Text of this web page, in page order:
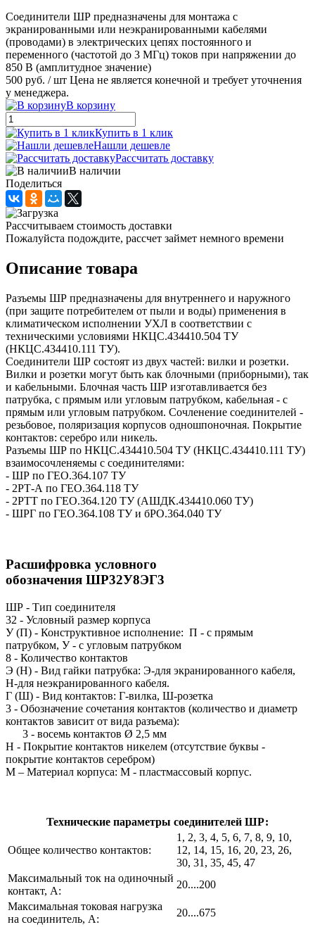
Соединители ШР предназначены для монтажа с
экранированными или неэкранированными кабелями
(проводами) в электрических цепях постоянного и
переменного (частотой до 3 МГц) токов при напряжении до
850 В (амплитудное значение)
500 руб. / шт Цена не является конечной и требует уточнения
у менеджера.
В корзину
Купить в 1 клик
Нашли дешевле
Рассчитать доставку
В наличии
Поделиться
Рассчитываем стоимость доставки
Пожалуйста подождите, рассчет займет немного времени
Описание товара
Разъемы ШР предназначены для внутреннего и наружного
(при защите потребителем от пыли и воды) применения в
климатическом исполнении УХЛ в соответствии с
техническими условиями НКЦС.434410.504 ТУ
(НКЦС.434410.111 ТУ).
Соединители ШР состоят из двух частей: вилки и розетки.
Вилки и розетки могут быть как блочными (приборными), так
и кабельными. Блочная часть ШР изготавливается без
патрубка, с прямым или угловым патрубком, кабельная - с
прямым или угловым патрубком. Сочленение соединителей -
резьбовое, поляризация корпусов одношпоночная. Покрытие
контактов: серебро или никель.
Разъемы ШР по НКЦС.434410.504 ТУ (НКЦС.434410.111 ТУ)
взаимосочленяемы с соединителями:
- ШР по ГЕО.364.107 ТУ
- 2РТ-А по ГЕО.364.118 ТУ
- 2РТТ по ГЕО.364.120 ТУ (АШДК.434410.060 ТУ)
- ШРГ по ГЕО.364.108 ТУ и бРО.364.040 ТУ
Расшифровка условного
обозначения ШР32У8ЭГ3
ШР - Тип соединителя
32 - Условный размер корпуса
У (П) - Конструктивное исполнение: П - с прямым
патрубком, У - с угловым патрубком
8 - Количество контактов
Э (Н) - Вид гайки патрубка: Э-для экранированного кабеля,
Н-для неэкранированного кабеля.
Г (Ш) - Вид контактов: Г-вилка, Ш-розетка
3 - Обозначение сочетания контактов (количество и диаметр
контактов зависит от вида разъема):
3 - восемь контактов Ø 2,5 мм
Н - Покрытие контактов никелем (отсутствие буквы -
покрытие контактов серебром)
М – Материал корпуса: М - пластмассовый корпус.
Технические параметры соединителей ШР:
Общее количество контактов:
1, 2, 3, 4, 5, 6, 7, 8, 9, 10,
12, 14, 15, 16, 20, 23, 26,
30, 31, 35, 45, 47
Максимальный ток на одиночный
контакт, А:
20....200
Максимальная токовая нагрузка
на соединитель, А:
20....675